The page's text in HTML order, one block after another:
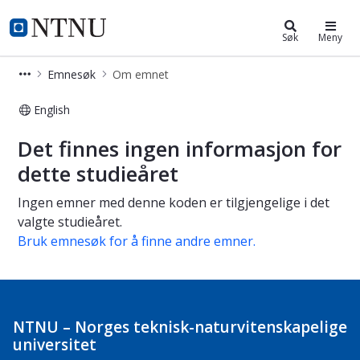
NTNU Hjemmeside
Studier Søk Meny
Emnesøk Om emnet
English
Om emnet
Det finnes ingen informasjon for
dette studieåret
Ingen emner med denne koden er tilgjengelige i det
valgte studieåret.
Bruk emnesøk for å finne andre emner.
NTNU – Norges teknisk-naturvitenskapelige
universitet